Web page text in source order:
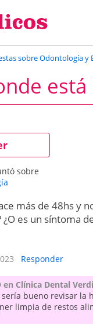
sobre Odontología y
sobre
más de 48hs y
es un síntoma
Responder
en Clínica Dental Verdi
bueno revisar la
limpia de restos